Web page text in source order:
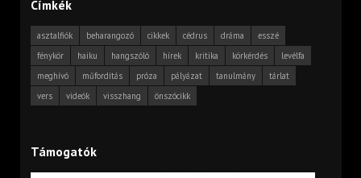
Címkék
asztalfiók beharangozó cikkek cédrus dráma
esszé
fénykör
haiku hangszóló hírek kritika körkérdés
levélfa
meghívó
műfordítás próza pályázat tanulmány
tárlat
vers
videók visszhang önszócikk
Támogatók